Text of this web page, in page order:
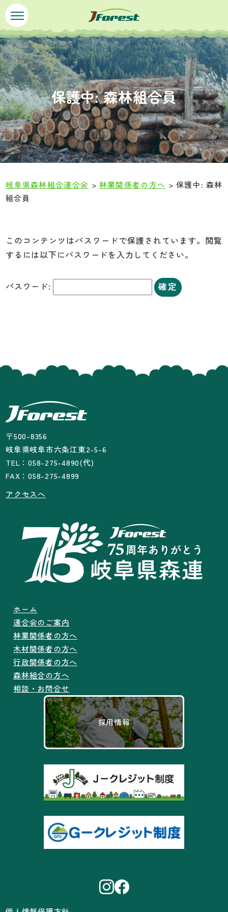
ペ
ー
ジ
の
先
頭
で
す
。
メ
ニ
ュ
ー
を
飛
ば
し
て
本
文
へ
保護中: 森林組合員
岐阜県森林組合連合会 > 林業関係者の方へ > 保護中: 森林
組合員
このコンテンツはパスワードで保護されています。閲覧
するには以下にパスワードを入力してください。
パスワード:
〒500-8356
岐阜県岐阜市六条江東2-5-6
TEL：058-275-4890(代)
FAX：058-275-4899
アクセスへ
ホーム
連合会のご案内
林業関係者の方へ
木材関係者の方へ
行政関係者の方へ
森林組合の方へ
相談・お問合せ
採用情報